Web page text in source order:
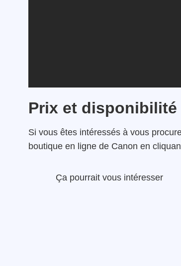
Prix et disponibilité
Si vous êtes intéressés à vous
boutique en ligne de Canon en
Ça pourrait vous intéresser